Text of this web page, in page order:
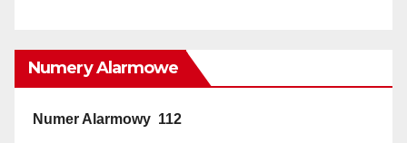
Numery Alarmowe
Numer Alarmowy 112